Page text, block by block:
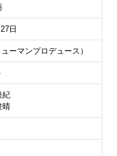
日
ーマンプロデュース）